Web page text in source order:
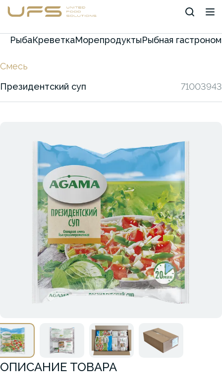
РыбаКреветкаМорепродуктыРыбная
Смесь
Президентский суп
71003943
ОПИСАНИЕ ТОВАРА